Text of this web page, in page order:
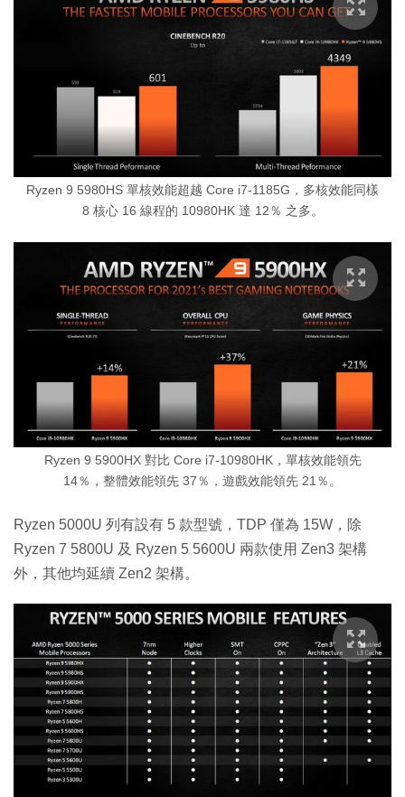
Ryzen 9 5980HS 單核效能超越 Core i7-1185G，多核效能同樣
8 核心 16 線程的 10980HK 達 12％ 之多。
Ryzen 9 5900HX 對比 Core i7-10980HK，單核效能領先
14％，整體效能領先 37％，遊戲效能領先 21％。
Ryzen 5000U 列有設有 5 款型號，TDP 僅為 15W，除
Ryzen 7 5800U 及 Ryzen 5 5600U 兩款使用 Zen3 架構
外，其他均延續 Zen2 架構。